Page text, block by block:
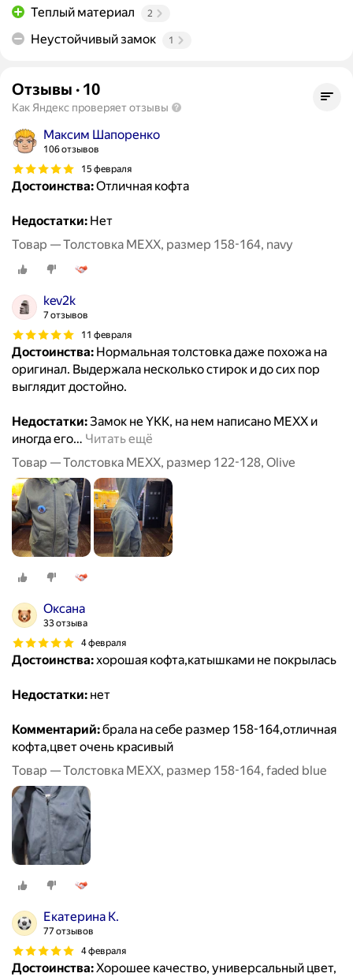
Теплый материал 2
Неустойчивый замок 1
Отзывы · 10
Как Яндекс проверяет отзывы
Максим Шапоренко
106 отзывов
15 февраля
Достоинства:Отличная кофта
Недостатки: Нет
Товар — Толстовка MEXX, размер 158-164, navy
kev2k
7 отзывов
11 февраля
Достоинства: Нормальная толстовка даже похожа на
оригинал. Выдержала несколько стирок и до сих пор
выглядит достойно.
Недостатки:Замок не YKK, на нем написано MEXX и
иногда его… Читать ещё
Товар — Толстовка MEXX, размер 122-128, Olive
Оксана
33 отзыва
4 февраля
Достоинства:хорошая кофта,катышками не покрылась
Недостатки: нет
Комментарий:брала на себе размер 158-164,отличная
кофта,цвет очень красивый
Товар — Толстовка MEXX, размер 158-164, faded blue
Екатерина К.
77 отзывов
4 февраля
Достоинства:Хорошее качество, универсальный цвет,